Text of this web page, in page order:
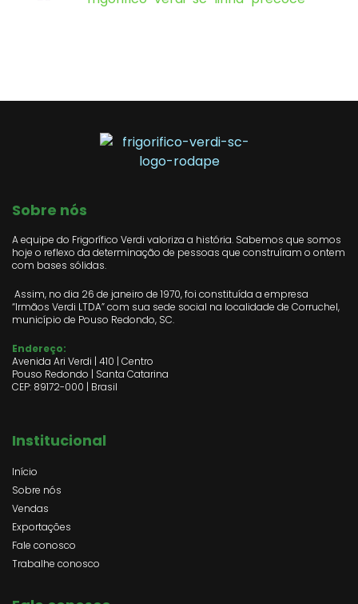
Sobre nós
A equipe do Frigorífico Verdi valoriza a história. Sabemos que somos
hoje o reflexo da determinação de pessoas que construíram o ontem
com bases sólidas.
Assim, no dia 26 de janeiro de 1970, foi constituída a empresa
“Irmãos Verdi LTDA” com sua sede social na localidade de Corruchel,
município de Pouso Redondo, SC.
Endereço:
Avenida Ari Verdi | 410 | Centro
Pouso Redondo | Santa Catarina
CEP: 89172-000 | Brasil
Institucional
Início
Sobre nós
Vendas
Exportações
Fale conosco
Trabalhe conosco